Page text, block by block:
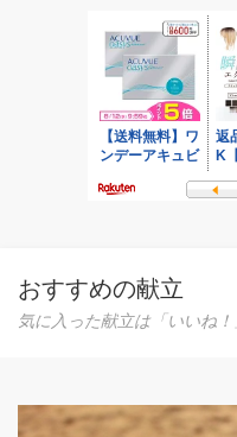
おすすめの献立
気に入った献立は「いいね